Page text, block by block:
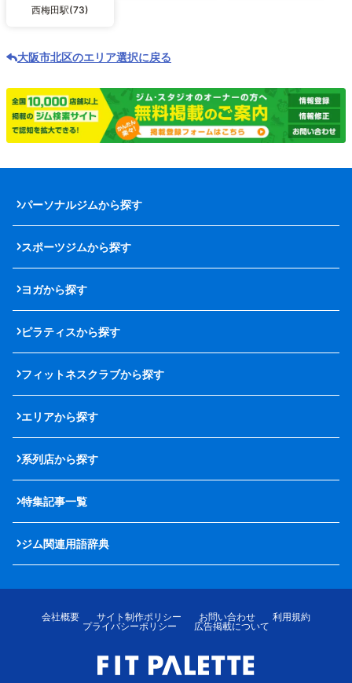
西梅田駅(73)
大阪市北区のエリア選択に戻る
パーソナルジムから探す
スポーツジムから探す
ヨガから探す
ピラティスから探す
フィットネスクラブから探す
エリアから探す
系列店から探す
特集記事一覧
ジム関連用語辞典
会社概要 サイト制作ポリシー お問い合わせ
利用規約
プライバシーポリシー
広告掲載について